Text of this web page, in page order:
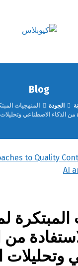
Blog
الجودة
المنهجيات
من الذكاء الاصطناعي وتحليلات
المبتكرة
من
وتحليلات